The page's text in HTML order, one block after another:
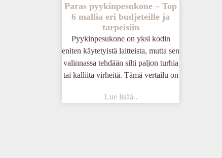
Paras pyykinpesukone – Top
6 mallia eri budjeteille ja
tarpeisiin
Pyykinpesukone on yksi kodin
eniten käytetyistä laitteista, mutta sen
valinnassa tehdään silti paljon turhia
tai kalliita virheitä. Tämä vertailu on
Lue lisää..